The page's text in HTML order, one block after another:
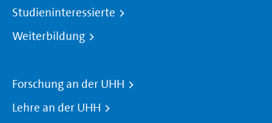
Studieninteressierte
Weiterbildung
Forschung an der UHH
Lehre an der UHH